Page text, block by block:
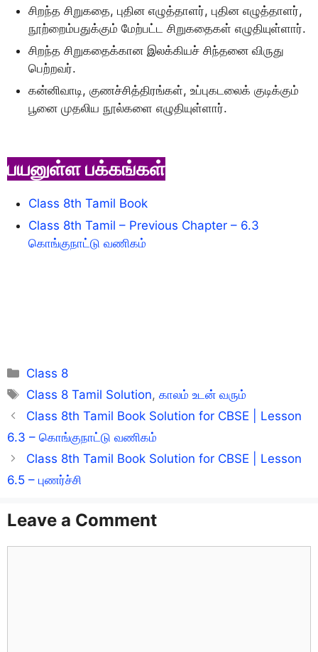
சிறந்த சிறுகதை, புதின எழுத்தாளர், புதின எழுத்தாளர்,
நூற்றைம்பதுக்கும் மேற்பட்ட சிறுகதைகள் எழுதியுள்ளார்.
சிறந்த சிறுகதைக்கான இலக்கியச் சிந்தனை விருது
பெற்றவர்.
கன்னிவாடி, குணச்சித்திரங்கள், உப்புகடலைக் குடிக்கும்
பூனை முதலிய நூல்களை எழுதியுள்ளார்.
பயனுள்ள பக்கங்கள்
Class 8th Tamil Book
Class 8th Tamil – Previous Chapter – 6.3
கொங்குநாட்டு வணிகம்
Categories
Class 8
Tags
Class 8 Tamil Solution,காலம் உடன் வரும்
Class 8th Tamil Book Solution for CBSE | Lesson
6.3 – கொங்குநாட்டு வணிகம்
Class 8th Tamil Book Solution for CBSE | Lesson
6.5 – புணர்ச்சி
Leave a Comment